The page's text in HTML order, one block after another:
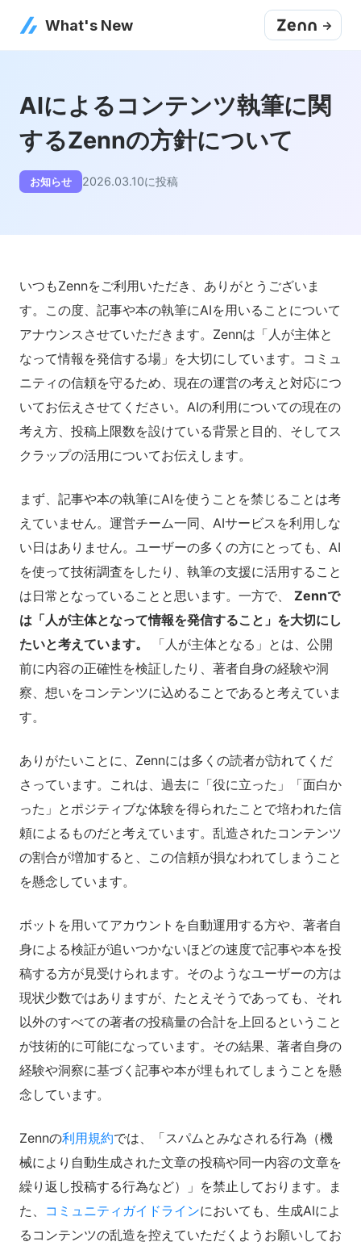
What's New ->
AIによるコンテンツ執筆に関
するZennの方針について
お知らせ 2026.03.10に投稿
いつもZennをご利用いただき、ありがとうございま
す。この度、記事や本の執筆にAIを用いることについて
アナウンスさせていただきます。Zennは「人が主体と
なって情報を発信する場」を大切にしています。コミュ
ニティの信頼を守るため、現在の運営の考えと対応につ
いてお伝えさせてください。AIの利用についての現在の
考え方、投稿上限数を設けている背景と目的、そしてス
クラップの活用についてお伝えします。
まず、記事や本の執筆にAIを使うことを禁じることは考
えていません。運営チーム一同、AIサービスを利用しな
い日はありません。ユーザーの多くの方にとっても、AI
を使って技術調査をしたり、執筆の支援に活用すること
は日常となっていることと思います。一方で、 Zennで
は「人が主体となって情報を発信すること」を大切にし
たいと考えています。
「人が主体となる」とは、公開
前に内容の正確性を検証したり、著者自身の経験や洞
察、想いをコンテンツに込めることであると考えていま
す。
ありがたいことに、Zennには多くの読者が訪れてくだ
さっています。これは、過去に「役に立った」「面白か
った」とポジティブな体験を得られたことで培われた信
頼によるものだと考えています。乱造されたコンテンツ
の割合が増加すると、この信頼が損なわれてしまうこと
を懸念しています。
ボットを用いてアカウントを自動運用する方や、著者自
身による検証が追いつかないほどの速度で記事や本を投
稿する方が見受けられます。そのようなユーザーの方は
現状少数ではありますが、たとえそうであっても、それ
以外のすべての著者の投稿量の合計を上回るということ
が技術的に可能になっています。その結果、著者自身の
経験や洞察に基づく記事や本が埋もれてしまうことを懸
念しています。
Zennの利用規約では、「スパムとみなされる行為（機
械により自動生成された文章の投稿や同一内容の文章を
繰り返し投稿する行為など）」を禁止しております。ま
た、 コミュニティガイドラインにおいても、生成AIによ
るコンテンツの乱造を控えていただくようお願いしてお